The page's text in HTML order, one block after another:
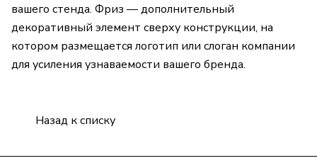
вашего стенда. Фриз — дополнительный
декоративный элемент сверху конструкции, на
котором размещается логотип или слоган компании
для усиления узнаваемости вашего бренда.
Назад к списку